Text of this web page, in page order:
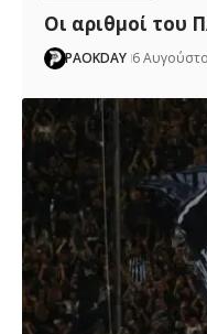
Oι αριθμοί του
PAOKDAY 6